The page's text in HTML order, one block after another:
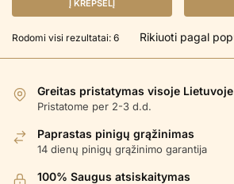
Į KREPŠELĮ
Rodomi visi rezultatai: 6Rūšiuojama
Greitas pristatymas visoje Lietuvoje
Pristatome per 2-3 d.d.
Paprastas pinigų grąžinimas
14 dienų pinigų grąžinimo garantija
100% Saugus atsiskaitymas